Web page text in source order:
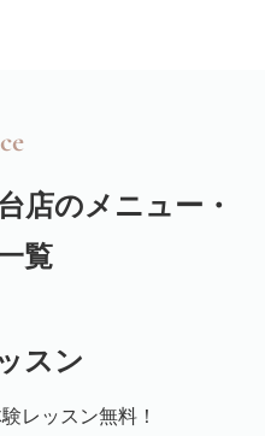
店のメニュー・
覧
スン
レッスン無料！